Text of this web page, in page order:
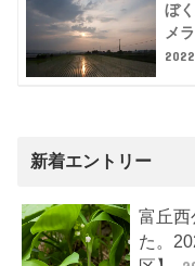
ぼ
メ
2022
新着エントリー
富丘西
た。